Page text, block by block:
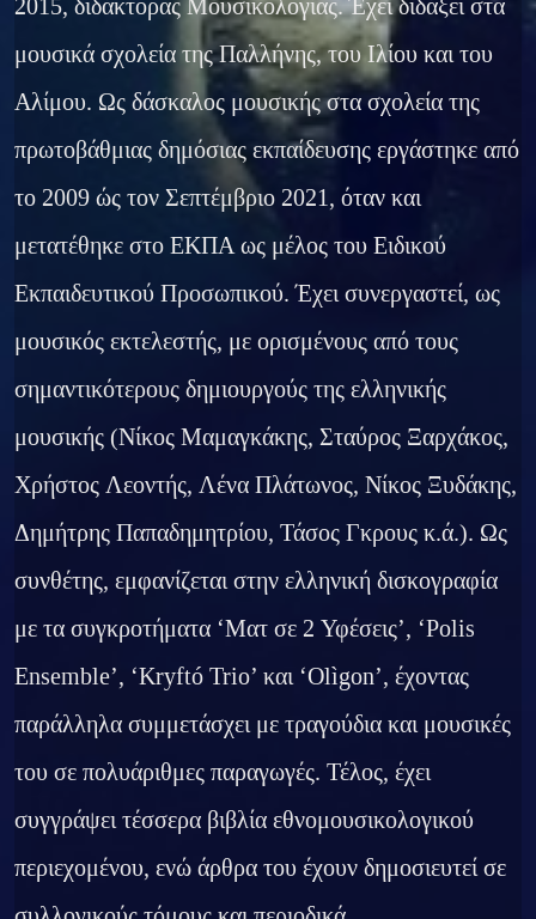
2015, διδάκτορας Μουσικολογίας. Έχει διδάξει στα
μουσικά σχολεία της Παλλήνης, του Ιλίου και του
Αλίμου. Ως δάσκαλος μουσικής στα σχολεία της
πρωτοβάθμιας δημόσιας εκπαίδευσης εργάστηκε από
το 2009 ώς τον Σεπτέμβριο 2021, όταν και
μετατέθηκε στο ΕΚΠΑ ως μέλος του Ειδικού
Εκπαιδευτικού Προσωπικού. Έχει συνεργαστεί, ως
μουσικός εκτελεστής, με ορισμένους από τους
σημαντικότερους δημιουργούς της ελληνικής
μουσικής (Νίκος Μαμαγκάκης, Σταύρος Ξαρχάκος,
Χρήστος Λεοντής, Λένα Πλάτωνος, Νίκος Ξυδάκης,
Δημήτρης Παπαδημητρίου, Τάσος Γκρους κ.ά.). Ως
συνθέτης, εμφανίζεται στην ελληνική δισκογραφία
με τα συγκροτήματα ‘Ματ σε 2 Υφέσεις’, ‘Polis
Ensemble’, ‘Kryftó Trio’ και ‘Olìgon’, έχοντας
παράλληλα συμμετάσχει με τραγούδια και μουσικές
του σε πολυάριθμες παραγωγές. Τέλος, έχει
συγγράψει τέσσερα βιβλία εθνομουσικολογικού
περιεχομένου, ενώ άρθρα του έχουν δημοσιευτεί σε